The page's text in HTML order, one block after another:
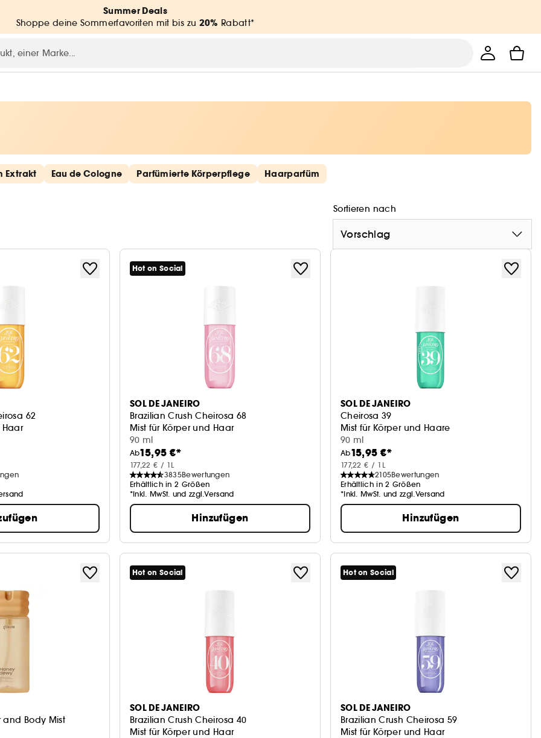
Summer Deals
Shoppe deine Sommerfavoriten mit bis zu 20% Rabatt*
Extrakt Eau de Cologne Parfümierte Körperpflege Haarparfüm
Sortieren nach
Vorschlag
62
Haar
Hot on Social
SOL DE JANEIRO
Brazilian Crush Cheirosa 68
Mist für Körper und Haar
90 ml
Ab15,95 €*
177,22 € / 1L
3835Bewertungen
Erhältlich in 2 Größen
*Inkl. MwSt. und zzgl.Versand
Hinzufügen
SOL DE JANEIRO
Cheirosa 39
Mist für Körper und Haare
90 ml
Ab15,95 €*
177,22 € / 1L
2105Bewertungen
Erhältlich in 2 Größen
*Inkl. MwSt. und zzgl.Versand
Hinzufügen
and Body Mist
Hot on Social
SOL DE JANEIRO
Brazilian Crush Cheirosa 40
Mist für Körper und Haar
Hot on Social
SOL DE JANEIRO
Brazilian Crush Cheirosa 59
Mist für Körper und Haar